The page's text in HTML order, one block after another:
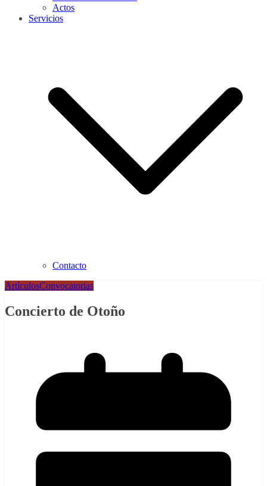
Actos
Servicios
Contacto
ArtículosConvocatorias
Concierto de Otoño